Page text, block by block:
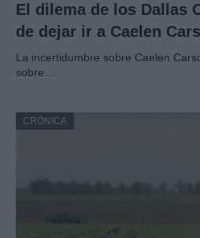
El dilema de los Dallas
de dejar ir a Caelen
La incertidumbre sobre Caelen
sobre…
CRÓNICA